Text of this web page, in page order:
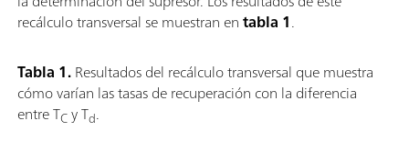
recálculo transversal se muestran entabla 1.
Tabla 1.Resultados del recálculo transversal que muestra
cómo varían las tasas de recuperación con la diferencia
entre TCy Td.